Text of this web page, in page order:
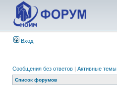
Вход
Сообщения без ответов | Активные темы
Список форумов